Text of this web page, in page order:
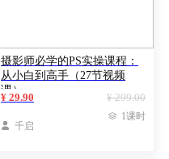
摄影师必学的PS实操课程：
从小白到高手（27节视频
课）
¥ 299.00
¥ 29.90
 千启
 1课时